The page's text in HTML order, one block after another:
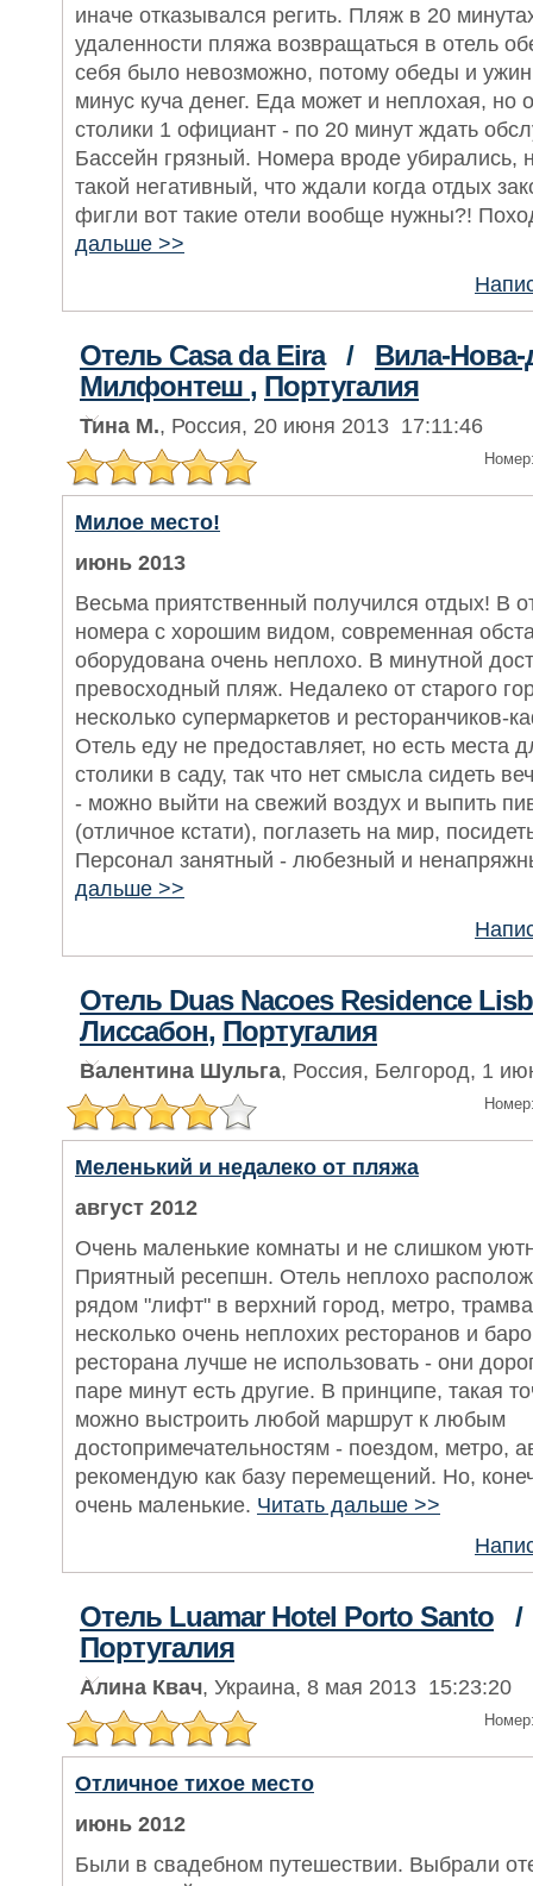
иначе отказывался регить. Пляж в 20
удаленности пляжа возвращаться в отель
себя было невозможно, потому обеды и
минус куча денег. Еда может и неплохая, но
столики 1 официант - по 20 минут ждать
Бассейн грязный. Номера вроде убирались,
такой негативный, что ждали когда отдых
фигли вот такие отели вообще нужны?!
дальше >>
Отель Casa da Eira/ Вила-Нова-
Милфонтеш , Португалия
Тина М., Россия, 20 июня 2013 17:11:46
Милое место!
июнь 2013
Весьма приятственный получился отдых! В
номера с хорошим видом, современная
оборудована очень неплохо. В минутной
превосходный пляж. Недалеко от старого
несколько супермаркетов и ресторанчиков-
Отель еду не предоставляет, но есть места
столики в саду, так что нет смысла сидеть
- можно выйти на свежий воздух и выпить
(отличное кстати), поглазеть на мир,
Персонал занятный - любезный и
дальше >>
Отель Duas Nacoes Residence
Лиссабон, Португалия
Валентина Шульга, Россия, Белгород, 1
Меленький и недалеко от пляжа
август 2012
Очень маленькие комнаты и не слишком
Приятный ресепшн. Отель неплохо
рядом "лифт" в верхний город, метро,
несколько очень неплохих ресторанов и
ресторана лучше не использовать - они
паре минут есть другие. В принципе, такая
можно выстроить любой маршрут к любым
достопримечательностям - поездом, метро,
рекомендую как базу перемещений. Но,
очень маленькие. Читать дальше >>
Отель Luamar Hotel Porto Santo
Португалия
Алина Квач, Украина, 8 мая 2013 15:23:20
Отличное тихое место
июнь 2012
Были в свадебном путешествии. Выбрали